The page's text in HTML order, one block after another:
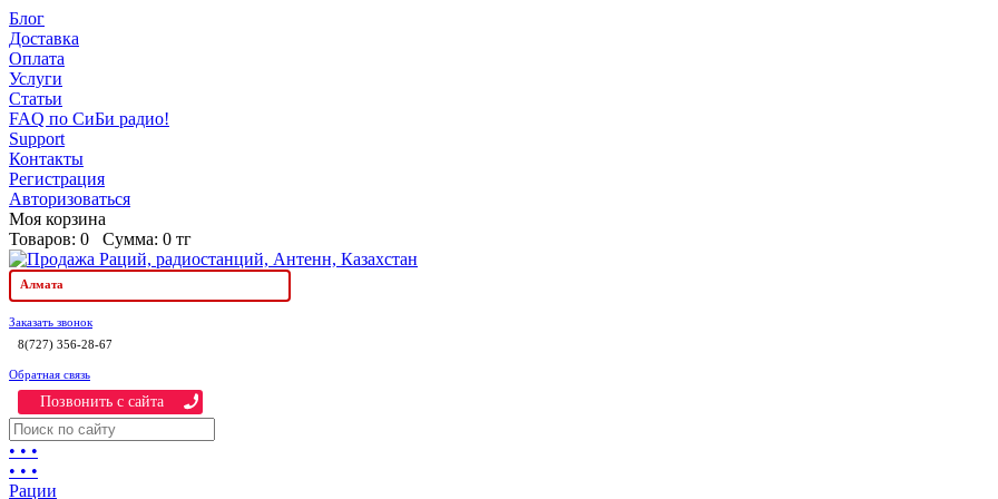
Блог
Доставка
Оплата
Услуги
Статьи
FAQ по СиБи радио!
Support
Контакты
Регистрация
Авторизоваться
Моя корзина
Товаров: 0 Сумма: 0 тг
Алмата
Заказать звонок
8(727) 356-28-67
Обратная связь
Позвонить c сайта
• • •
• • •
Рации